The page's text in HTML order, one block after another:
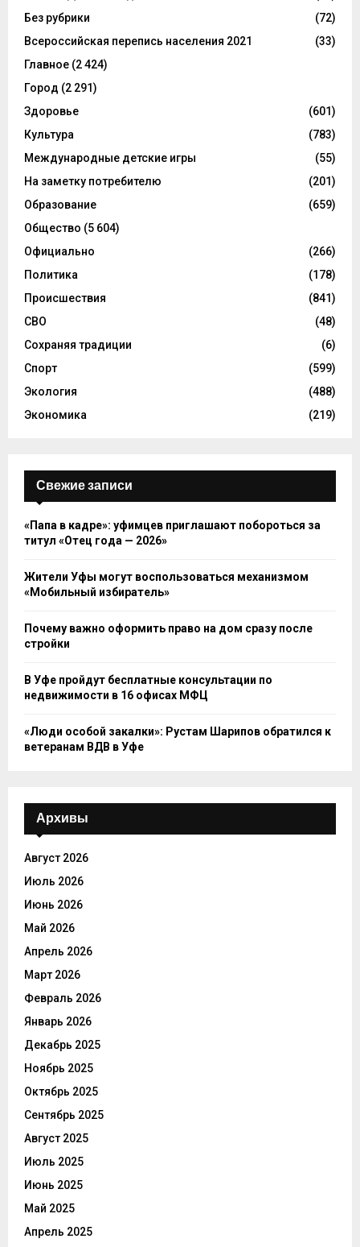
Без рубрики
(72)
Всероссийская перепись населения 2021
(33)
Главное (2 424)
Город (2 291)
Здоровье
(601)
Культура
(783)
Международные детские игры
(55)
На заметку потребителю
(201)
Образование
(659)
Общество (5 604)
Официально
(266)
Политика
(178)
Происшествия
(841)
СВО
(48)
Сохраняя традиции
(6)
Спорт
(599)
Экология
(488)
Экономика
(219)
Свежие записи
«Папа в кадре»: уфимцев приглашают побороться за
титул «Отец года — 2026»
Жители Уфы могут воспользоваться механизмом
«Мобильный избиратель»
Почему важно оформить право на дом сразу после
стройки
В Уфе пройдут бесплатные консультации по
недвижимости в 16 офисах МФЦ
«Люди особой закалки»: Рустам Шарипов обратился к
ветеранам ВДВ в Уфе
Архивы
Август 2026
Июль 2026
Июнь 2026
Май 2026
Апрель 2026
Март 2026
Февраль 2026
Январь 2026
Декабрь 2025
Ноябрь 2025
Октябрь 2025
Сентябрь 2025
Август 2025
Июль 2025
Июнь 2025
Май 2025
Апрель 2025